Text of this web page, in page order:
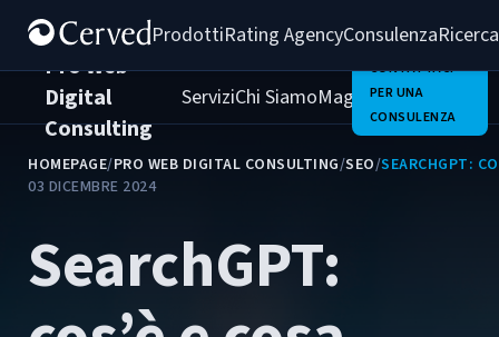
ProdottiRating AgencyConsulenza
Pro Web
Digital
Consulting
ServiziChi SiamoMagazineClienti
CONTATTACI
PER UNA
CONSULENZA
HOMEPAGE/PRO WEB DIGITAL CONSULTING/SEO/SEARCHGPT:
03 DICEMBRE 2024
SearchGPT: